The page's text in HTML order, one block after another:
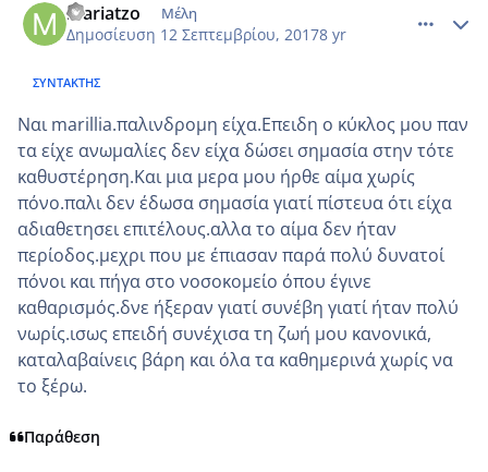
mariatzo Μέλη
Δημοσίευση 12 Σεπτεμβρίου, 20178 yr
ΣΥΝΤΆΚΤΗΣ
Ναι marillia.παλινδρομη είχα.Επειδη ο κύκλος μου παν
τα είχε ανωμαλίες δεν είχα δώσει σημασία στην τότε
καθυστέρηση.Και μια μερα μου ήρθε αίμα χωρίς
πόνο.παλι δεν έδωσα σημασία γιατί πίστευα ότι είχα
αδιαθετησει επιτέλους.αλλα το αίμα δεν ήταν
περίοδος.μεχρι που με έπιασαν παρά πολύ δυνατοί
πόνοι και πήγα στο νοσοκομείο όπου έγινε
καθαρισμός.δνε ήξεραν γιατί συνέβη γιατί ήταν πολύ
νωρίς.ισως επειδή συνέχισα τη ζωή μου κανονικά,
καταλαβαίνεις βάρη και όλα τα καθημερινά χωρίς να
το ξέρω.
Παράθεση